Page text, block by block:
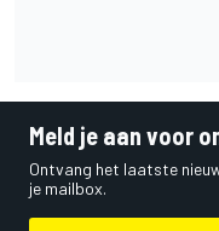
Meld je aan voor
Ontvang het laatste
je mailbox.